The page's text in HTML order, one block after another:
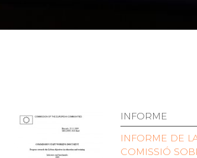
INFORME
INFORME DE
COMISSIÓ